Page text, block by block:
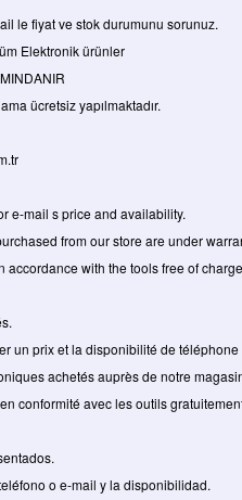
le fiyat ve stok durumunu sorunuz.
Elektronik ürünler
ücretsiz yapılmaktadır.
e-mail s price and availability.
from our store are under
accordance with the tools free of
un prix et la disponibilité de téléphone
achetés auprès de notre
conformité avec les outils
o e-mail y la disponibilidad.